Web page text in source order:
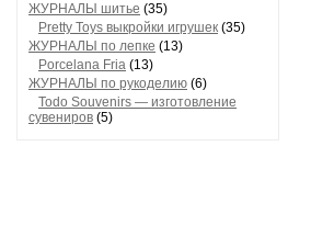
ЖУРНАЛЫ шитье (35)
Pretty Toys выкройки игрушек (35)
ЖУРНАЛЫ по лепке (13)
Porcelana Fria (13)
ЖУРНАЛЫ по рукоделию (6)
Todo Souvenirs — изготовление
сувениров (5)